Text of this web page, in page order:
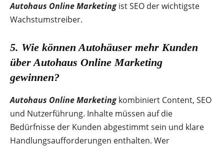
Autohaus Online Marketingist SEO der wichtigste
Wachstumstreiber.
5. Wie können Autohäuser mehr Kunden
überAutohaus Online Marketing
gewinnen?
Autohaus Online Marketingkombiniert Content, SEO
und Nutzerführung. Inhalte müssen auf die
Bedürfnisse der Kunden abgestimmt sein und klare
Handlungsaufforderungen enthalten. Wer